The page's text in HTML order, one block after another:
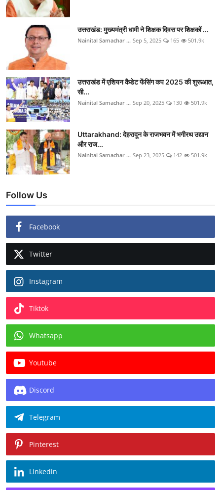
उत्तराखंड: मुख्यमंत्री धामी ने शिक्षक दिवस पर शिक्षकों ...
Nainital Samachar ... Sep 5, 2025 165 501.9k
उत्तराखंड में एशियन कैडेट फेंसिंग कप 2025 की शुरूआत,
सी...
Nainital Samachar ... Sep 20, 2025 130 501.9k
Uttarakhand: देहरादून के राजभवन में भगीरथ उद्यान
और राज...
Nainital Samachar ... Sep 23, 2025 142 501.9k
Follow Us
Facebook
Twitter
Instagram
Tiktok
Whatsapp
Youtube
Discord
Telegram
Pinterest
Linkedin